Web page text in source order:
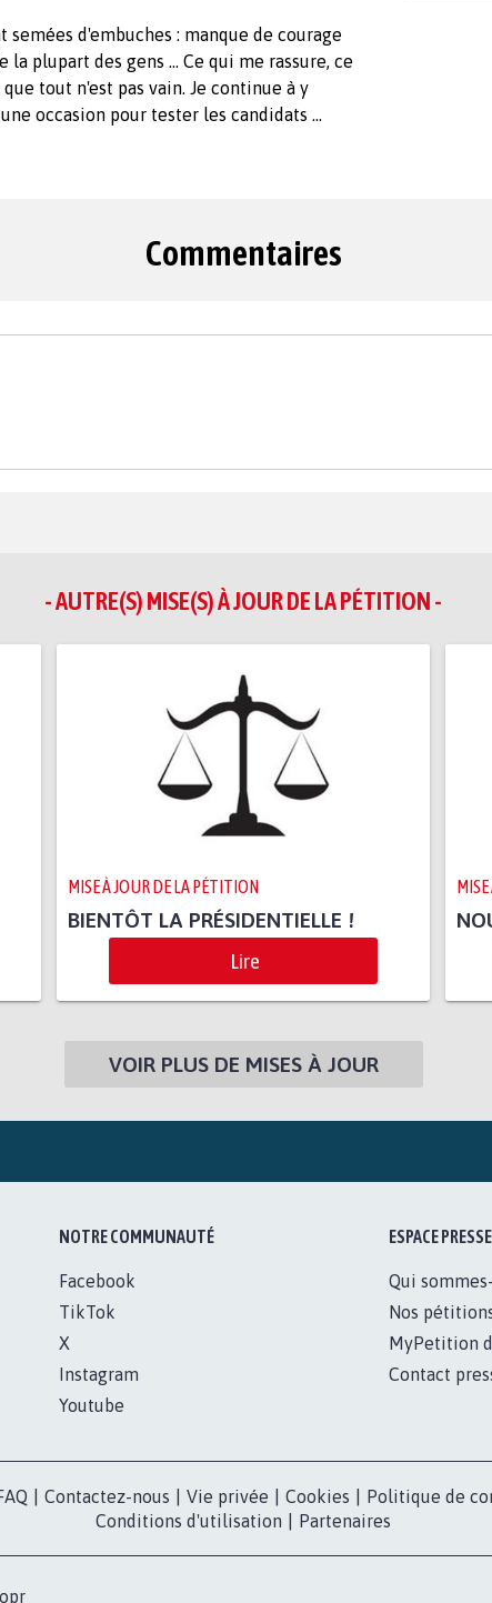
d'embuches : manque de courage
plupart des gens … Ce qui me rassure, ce
tout n'est pas vain. Je continue à y
occasion pour tester les candidats …
Commentaires
- AUTRE(S) MISE(S) À JOUR DE LA PÉTITION -
MISE À JOUR DE LA PÉTITION
BIENTÔT LA PRÉSIDENTIELLE !
Lire
VOIR PLUS DE MISES À JOUR
NOTRE COMMUNAUTÉ
Facebook
TikTok
X
Instagram
Youtube
ESPACE PRESSE
Qui
Nos
MyPetition
Contact
FAQ Contactez-nous Vie privée Cookies Politique de
Conditions d'utilisation
Partenaires